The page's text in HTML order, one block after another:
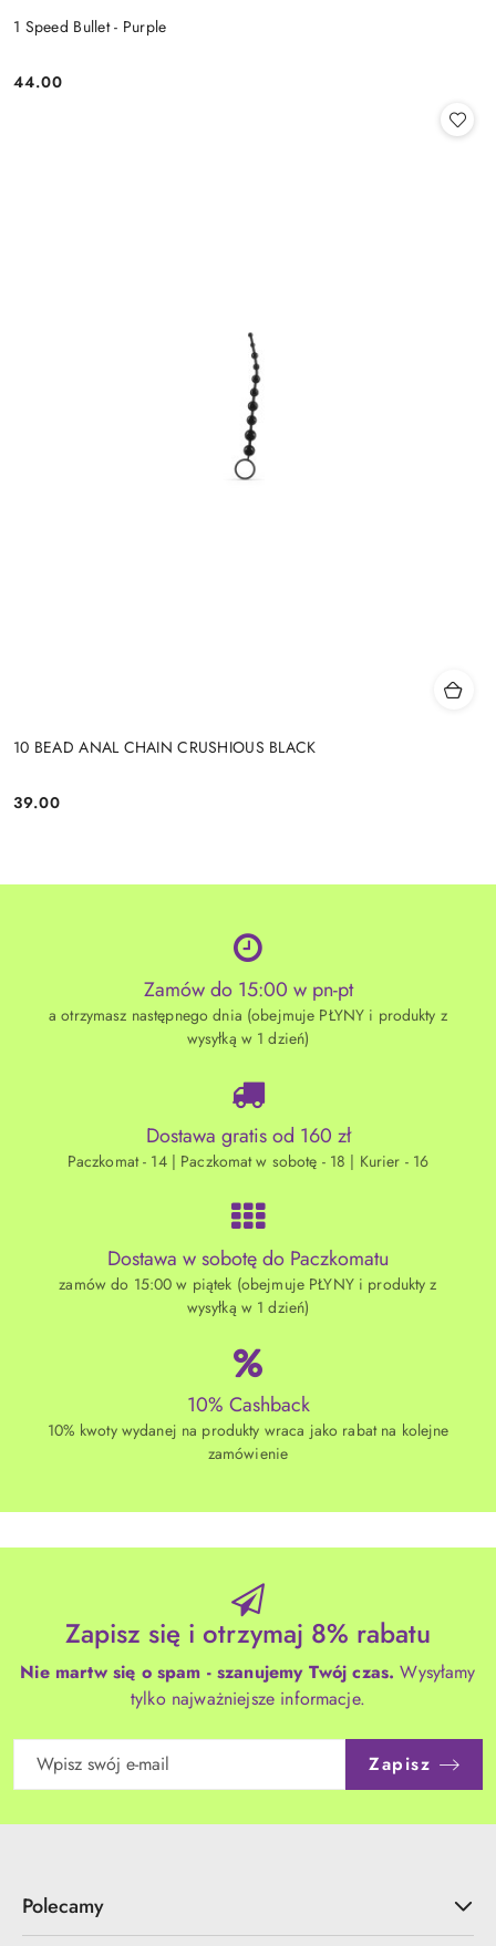
1 Speed Bullet - Purple
Cena:
44.00
10 BEAD ANAL CHAIN CRUSHIOUS BLACK
Cena:
39.00
Zamów do 15:00 w pn-pt
a otrzymasz następnego dnia (obejmuje PŁYNY i produkty z
wysyłką w 1 dzień)
Dostawa gratis od 160 zł
Paczkomat - 14 | Paczkomat w sobotę - 18 | Kurier - 16
Dostawa w sobotę do Paczkomatu
zamów do 15:00 w piątek (obejmuje PŁYNY i produkty z
wysyłką w 1 dzień)
10% Cashback
10% kwoty wydanej na produkty wraca jako rabat na kolejne
zamówienie
Zapisz się i otrzymaj 8% rabatu
Nie martw się o spam - szanujemy Twój czas. Wysyłamy
tylko najważniejsze informacje.
Zapisz
Polecamy